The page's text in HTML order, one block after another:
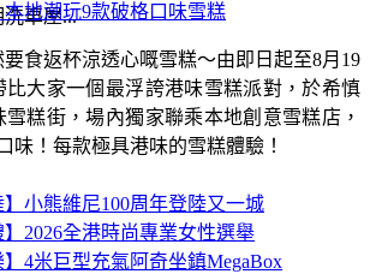
車屋...
地潮玩9款破格口味雪糕
食返杯涼透心嘅雪糕～由即日起至8月19
比大家一個最浮誇港味雪糕派對，於希慎
雪糕街，場內獨家聯乘本地創意雪糕店，
味！每款極具港味的雪糕體驗！